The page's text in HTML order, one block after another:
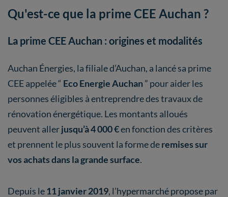
Qu'est-ce que la prime CEE Auchan ?
La prime CEE Auchan : origines et modalités
Auchan Énergies, la filiale d’Auchan, a lancé sa prime
CEE appelée “ Eco Energie Auchan” pour aider les
personnes éligibles à entreprendre des travaux de
rénovation énergétique. Les montants alloués
peuvent allerjusqu’à 4 000 €en fonction des critères
et prennent le plus souvent la forme deremises sur
vos achats dans la grande surface.
Depuis le11 janvier 2019, l’hypermarché propose par